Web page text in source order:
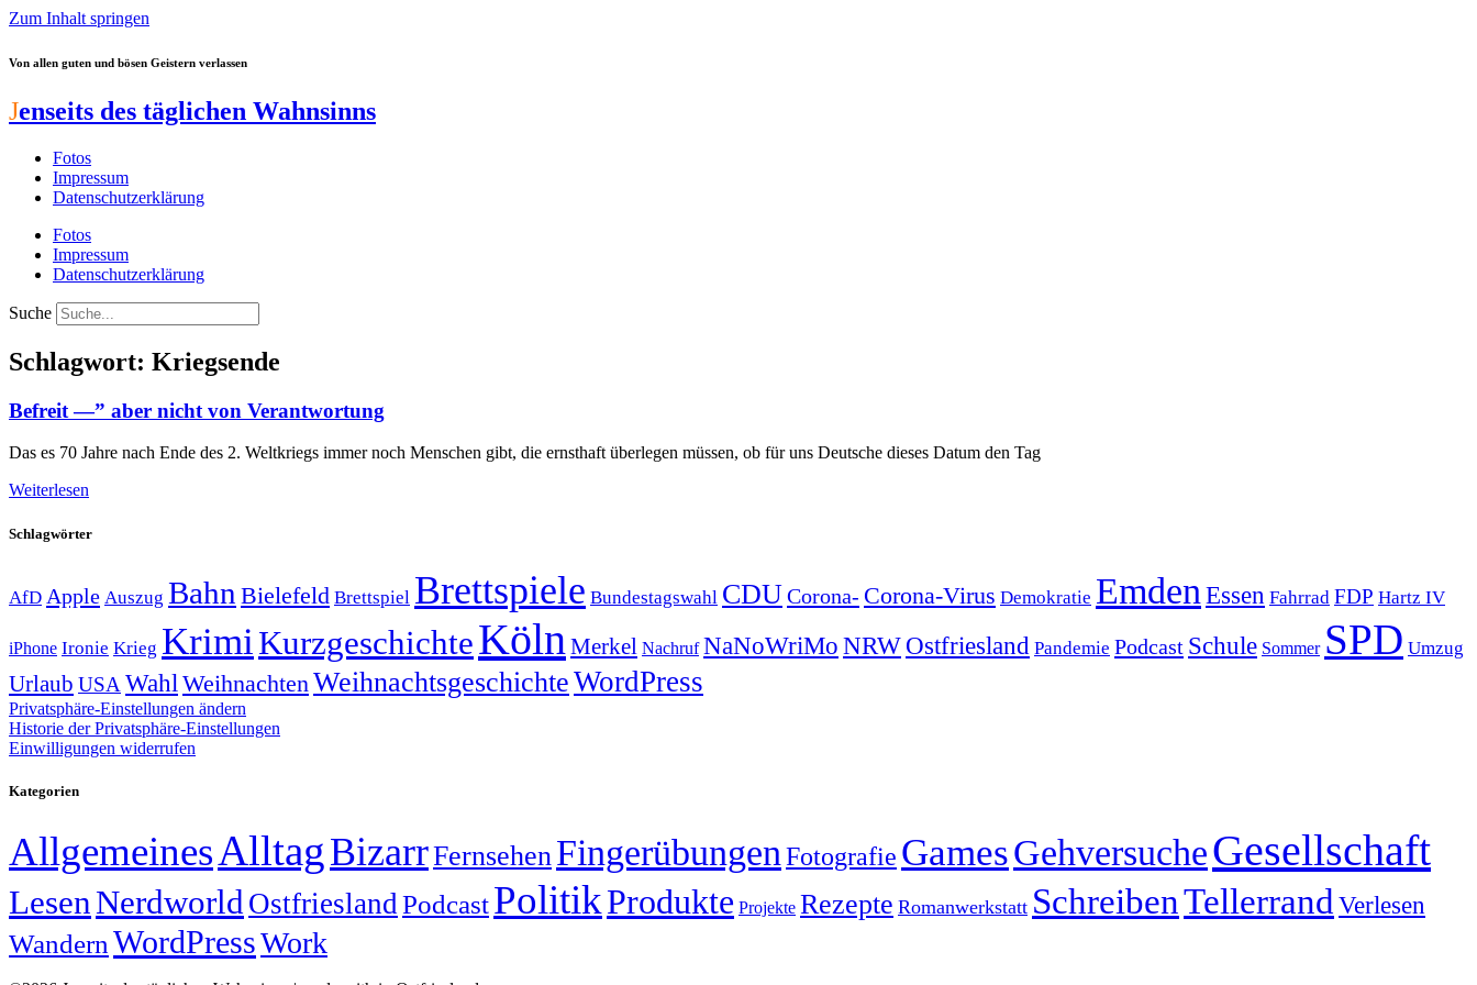
Zum Inhalt springen
Von allen guten und bösen Geistern verlassen
Jenseits des täglichen Wahnsinns
Fotos
Impressum
Datenschutzerklärung
Fotos
Impressum
Datenschutzerklärung
Suche
Schlagwort: Kriegsende
Befreit —” aber nicht von Verantwortung
Das es 70 Jahre nach Ende des 2. Weltkriegs immer noch Menschen gibt, die ernsthaft überlegen müssen, ob für uns Deutsche dieses Datum den Tag
Weiterlesen
Schlagwörter
AfD Apple Auszug Bahn Bielefeld Brettspiel Brettspiele Bundestagswahl CDUCorona- Corona-Virus Demokratie Emden Essen Fahrrad FDP Hartz IV
iPhone Ironie Krieg Krimi KurzgeschichteKöln Merkel Nachruf NaNoWriMo NRWOstfriesland Pandemie Podcast Schule Sommer SPD Umzug
Urlaub USA Wahl Weihnachten WeihnachtsgeschichteWordPress
Privatsphäre-Einstellungen ändern
Historie der Privatsphäre-Einstellungen
Einwilligungen widerrufen
Kategorien
AllgemeinesAlltagBizarrFernsehenFingerübungen Fotografie GamesGehversucheGesellschaft
LesenNerdworld OstfrieslandPodcastPolitikProdukte Projekte Rezepte Romanwerkstatt SchreibenTellerrand Verlesen
Wandern WordPressWork